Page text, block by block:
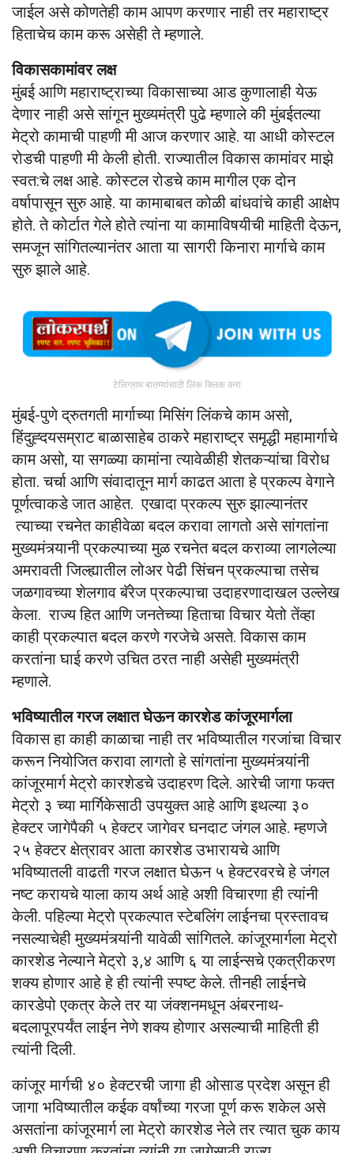
जाईल असे कोणतेही काम आपण करणार नाही तर महाराष्ट्र
हिताचेच काम करू असेही ते म्हणाले.
विकासकामांवर लक्ष
मुंबई आणि महाराष्ट्राच्या विकासाच्या आड कुणालाही येऊ
देणार नाही असे सांगून मुख्यमंत्री पुढे म्हणाले की मुंबईतल्या
मेट्रो कामाची पाहणी मी आज करणार आहे. या आधी कोस्टल
रोडची पाहणी मी केली होती. राज्यातील विकास कामांवर माझे
स्वत:चे लक्ष आहे. कोस्टल रोडचे काम मागील एक दोन
वर्षापासून सुरु आहे. या कामाबाबत कोळी बांधवांचे काही आक्षेप
होते. ते कोर्टात गेले होते त्यांना या कामाविषयीची माहिती देऊन,
समजून सांगितल्यानंतर आता या सागरी किनारा मार्गाचे काम
सुरु झाले आहे.
टेलिग्राम बातम्यांसाठी लिंक क्लिक करा
मुंबई-पुणे द्रुतगती मार्गाच्या मिसिंग लिंकचे काम असो,
हिंदुह्दयसम्राट बाळासाहेब ठाकरे महाराष्ट्र समृद्धी महामार्गाचे
काम असो, या सगळ्या कामांना त्यावेळीही शेतकऱ्यांचा विरोध
होता. चर्चा आणि संवादातून मार्ग काढत आता हे प्रकल्प वेगाने
पूर्णत्वाकडे जात आहेत. एखादा प्रकल्प सुरु झाल्यानंतर
त्याच्या रचनेत काहीवेळा बदल करावा लागतो असे सांगतांना
मुख्यमंत्र्यानी प्रकल्पाच्या मुळ रचनेत बदल कराव्या लागलेल्या
अमरावती जिल्ह्यातील लोअर पेढी सिंचन प्रकल्पाचा तसेच
जळगावच्या शेलगाव बॅरेज प्रकल्पाचा उदाहरणादाखल उल्लेख
केला. राज्य हित आणि जनतेच्या हिताचा ‍विचार येतो तेंव्हा
काही प्रकल्पात बदल करणे गरजेचे असते. विकास काम
करतांना घाई करणे उचित ठरत नाही असेही मुख्यमंत्री
म्हणाले.
भविष्यातील गरज लक्षात घेऊन कारशेड कांजूरमार्गला
विकास हा काही काळाचा नाही तर भविष्यातील गरजांचा विचार
करून नियोजित करावा लागतो हे सांगतांना मुख्यमंत्र्यांनी
कांजूरमार्ग मेट्रो कारशेडचे उदाहरण दिले. आरेची जागा फक्त
मेट्रो ३ च्या मार्गिकेसाठी उपयुक्त आहे आणि इथल्या ३०
हेक्टर जागेपैकी ५ हेक्टर जागेवर घनदाट जंगल आहे. म्हणजे
२५ हेक्टर क्षेत्रावर आता कारशेड उभारायचे आणि
भविष्यातली वाढती गरज लक्षात घेऊन ५ हेक्टरवरचे हे जंगल
नष्ट करायचे याला काय अर्थ आहे अशी विचारणा ही त्यांनी
केली. पहिल्या मेट्रो प्रकल्पात स्टेबलिंग लाईनचा प्रस्तावच
नसल्याचेही मुख्यमंत्र्यांनी यावेळी सांगितले. कांजूरमार्गला मेट्रो
कारशेड नेल्याने मेट्रो ३,४ आणि ६ या लाईन्सचे एकत्रीकरण
शक्य होणार आहे हे ही त्यांनी स्पष्ट केले. तीनही लाईनचे
कारडेपो एकत्र केले तर या जंक्शनमधून अंबरनाथ-
बदलापूरपर्यंत लाईन नेणे शक्य होणार असल्याची माहिती ही
त्यांनी दिली.
कांजूर मार्गची ४० हेक्टरची जागा ही ओसाड प्रदेश असून ही
जागा भविष्यातील कईक वर्षांच्या गरजा पूर्ण करू शकेल असे
असतांना कांजूरमार्ग ला मेट्रो कारशेड नेले तर त्यात चुक काय